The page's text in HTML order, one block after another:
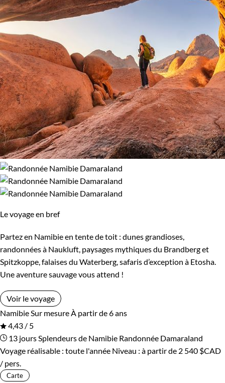
Le voyage en bref
Partez en Namibie en tente de toit : dunes grandioses,
randonnées à Naukluft, paysages mythiques du Brandberg et
Spitzkoppe, falaises du Waterberg, safaris d’exception à Etosha.
Une aventure sauvage vous attend !
Voir le voyage
Namibie Sur mesure À partir de 6 ans
4,43 / 5
13 jours Splendeurs de Namibie Randonnée Damaraland
Voyage réalisable : toute l'année Niveau : à partir de 2 540 $CAD
/ pers.
Carte